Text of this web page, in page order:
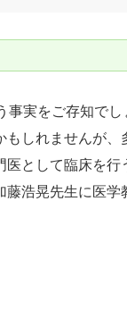
事実をご存知で
しれませんが
として臨床を
浩晃先生に医学